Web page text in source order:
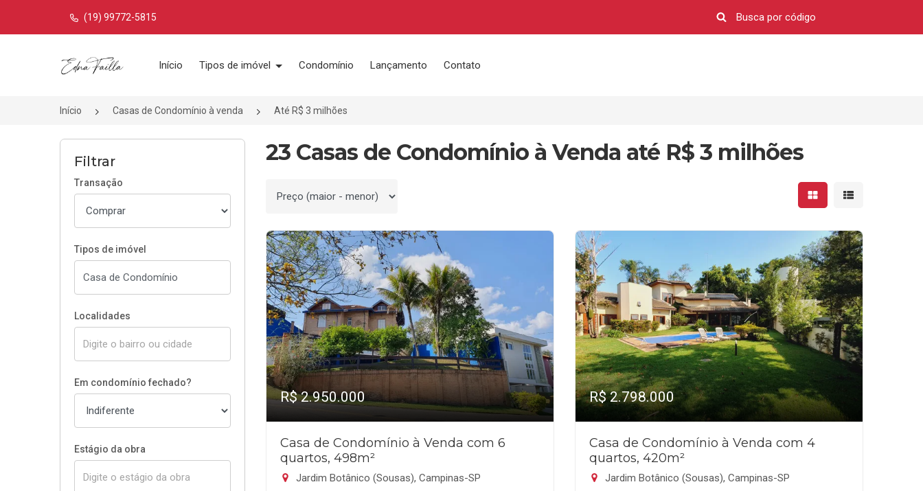
(19) 99772-5815
Página inicial
Início Tipos de imóvel Condomínio Lançamento Contato
Início Casas de Condomínio à venda Até R$ 3 milhões
Filtrar
Transação
Tipos de imóvel
Localidades
Em condomínio fechado?
Estágio da obra
23 Casas de Condomínio à Venda até R$ 3 milhões
Ordenar por Mostrar resultados em
Mostrar
R$ 2.950.000
Casa de Condomínio à Venda com 6
quartos, 498m²
Jardim Botânico (Sousas), Campinas-SP
R$ 2.798.000
Casa de Condomínio à Venda com 4
quartos, 420m²
Jardim Botânico (Sousas), Campinas-SP